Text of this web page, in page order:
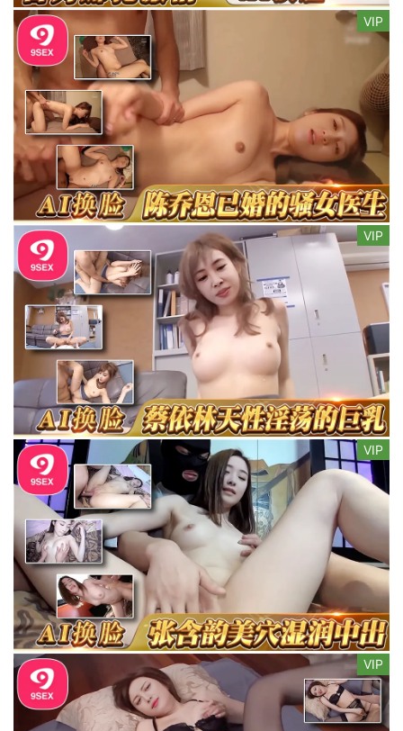
VIP
VIP
VIP
VIP